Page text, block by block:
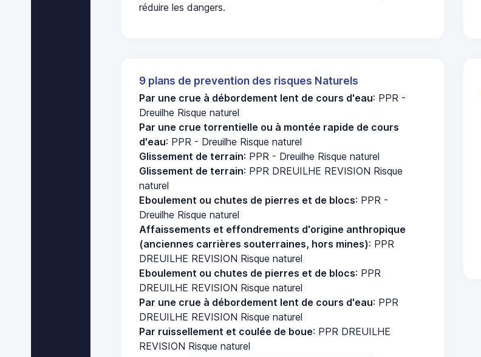
réduire les dangers.
9 plans de prevention des risques Naturels
Par une crue à débordement lent de cours d'eau: PPR -
Dreuilhe Risque naturel
Par une crue torrentielle ou à montée rapide de cours
d'eau: PPR - Dreuilhe Risque naturel
Glissement de terrain: PPR - Dreuilhe Risque naturel
Glissement de terrain: PPR DREUILHE REVISION Risque
naturel
Eboulement ou chutes de pierres et de blocs: PPR -
Dreuilhe Risque naturel
Affaissements et effondrements d'origine anthropique
(anciennes carrières souterraines, hors mines): PPR
DREUILHE REVISION Risque naturel
Eboulement ou chutes de pierres et de blocs: PPR
DREUILHE REVISION Risque naturel
Par une crue à débordement lent de cours d'eau: PPR
DREUILHE REVISION Risque naturel
Par ruissellement et coulée de boue: PPR DREUILHE
REVISION Risque naturel